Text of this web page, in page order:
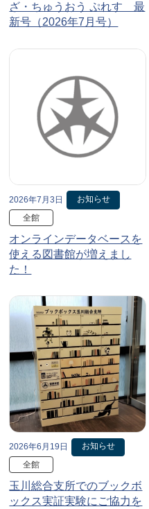
ざ・ちゅうおう ぷれす 最
新号（2026年7月号）
2026年7月3日
お知らせ
全館
オンラインデータベースを
使える図書館が増えまし
た！
2026年6月19日
お知らせ
全館
玉川総合支所でのブックボ
ックス実証実験にご協力を